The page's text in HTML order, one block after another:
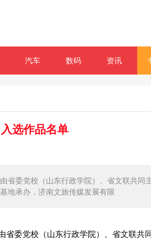
汽车 数码 资讯
选作品名单
省委党校（山东行政学院）、省文联共同
地承办，济南文旅传媒发展有限
委党校（山东行政学院）、省文联共